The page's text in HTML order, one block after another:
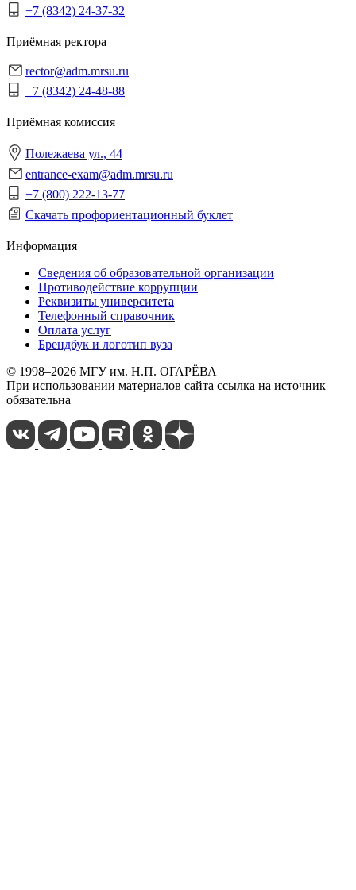
+7 (8342) 24-37-32
Приёмная ректора
rector@adm.mrsu.ru
+7 (8342) 24-48-88
Приёмная комиссия
Полежаева ул., 44
entrance-exam@adm.mrsu.ru
+7 (800) 222-13-77
Скачать профориентационный буклет
Информация
Сведения об образовательной организации
Противодействие коррупции
Реквизиты университета
Телефонный справочник
Оплата услуг
Брендбук и логотип вуза
© 1998–2026 МГУ им. Н.П. ОГАРЁВА
При использовании материалов сайта ссылка на источник
обязательна